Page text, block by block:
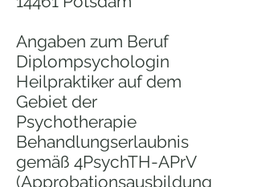
Angaben zum Beruf
Diplompsychologin
Heilpraktiker auf dem
Gebiet der
Psychotherapie
Behandlungserlaubnis
gemäß 4PsychTH-APrV
(Approbationsausbildung